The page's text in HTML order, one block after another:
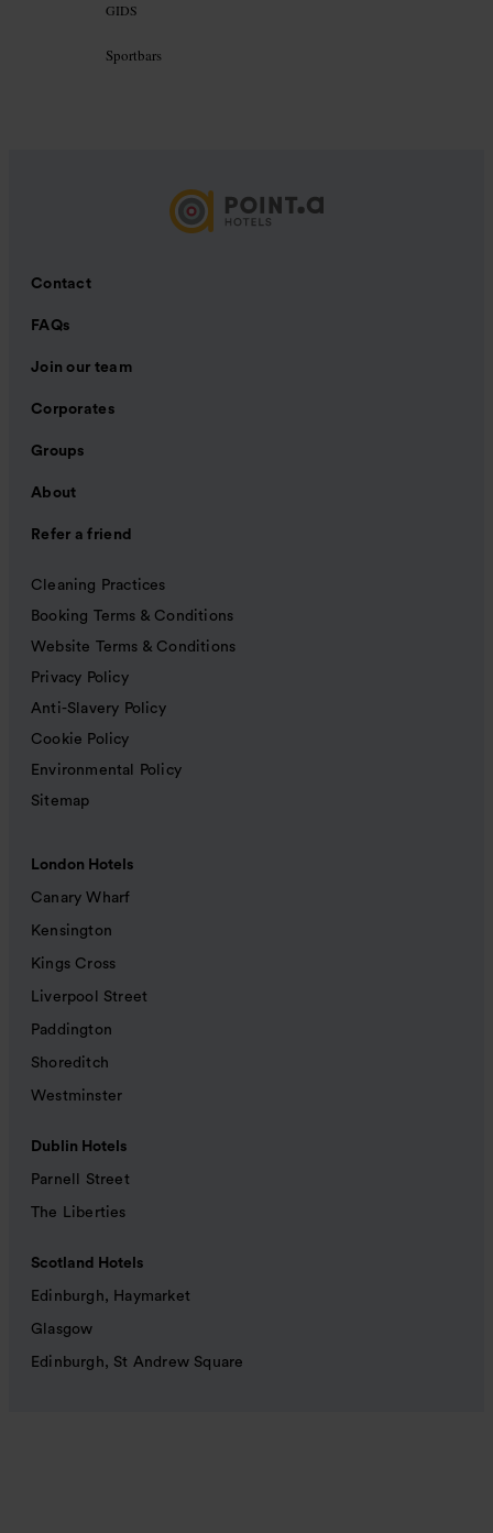
GIDS
Sportbars
Contact
FAQs
Join our team
Corporates
Groups
About
Refer a friend
Cleaning Practices
Booking Terms & Conditions
Website Terms & Conditions
Privacy Policy
Anti-Slavery Policy
Cookie Policy
Environmental Policy
Sitemap
London Hotels
Canary Wharf
Kensington
Kings Cross
Liverpool Street
Paddington
Shoreditch
Westminster
Dublin Hotels
Parnell Street
The Liberties
Scotland Hotels
Edinburgh, Haymarket
Glasgow
Edinburgh, St Andrew Square